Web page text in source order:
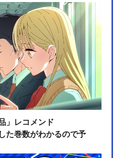
」レコメンド
た巻数がわかるので予